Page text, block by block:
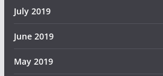
July 2019
June 2019
May 2019